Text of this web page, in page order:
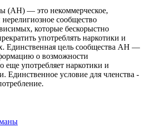
(АН) — это некоммерческое,
сообщество
которые бескорыстно
употреблять наркотики и
Единственная цель сообщества АН —
о возможности
еще употребляет наркотики и
Единственное условие для членства -